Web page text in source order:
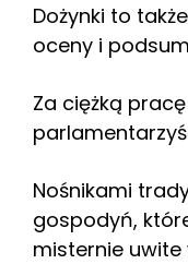
Dożynki to
oceny i
Za ciężką
Nośnikami
gospodyń,
misternie uwite